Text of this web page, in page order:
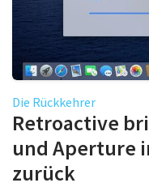
Die Rückkehrer
Retroactive
und Aperture
zurück